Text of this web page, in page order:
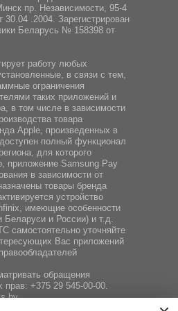
пр. Независимости, 95-4
.2004. Зарегистрирован
Беларусь № 158398 от
работу любых
в связи с тем,
ограничения
таких приложений и
в том числе в зависимости
товара
Apple, произведенных в
полный функционал
для которого
приложение Samsung Pay
в зависимости от
товары бренда
устройство
имеющие особенности
Беларуси и России) и т.д.
самостоятельно уточняйте
Вас приложений
обращения
прав: +375 29 545-00-00.